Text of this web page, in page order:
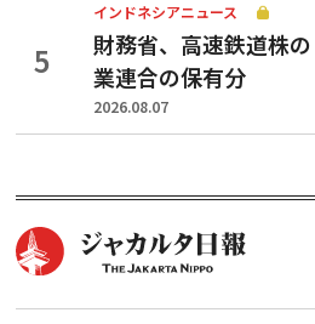
インドネシアニュース
財務省、高速鉄道株
業連合の保有分
2026.08.07